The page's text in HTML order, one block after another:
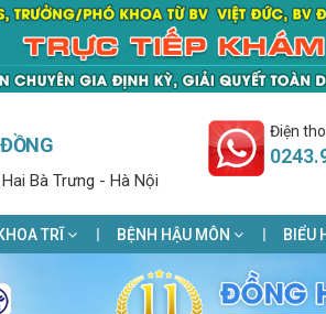
Bà Trưng - Hà Nội
Điện
TRĨ BỆNH HẬU MÔN BIỂU